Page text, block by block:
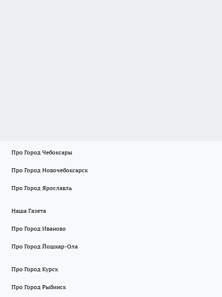
Про Город Чебоксары
Про Город Новочебоксарск
Про Город Ярославль
Наша Газета
Про Город Иваново
Про Город Йошкар-Ола
Про Город Курск
Про Город Рыбинск